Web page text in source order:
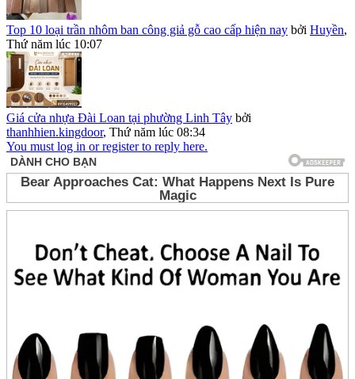
Top 10 loại trần nhôm ban công giả gỗ cao cấp hiện nay bởi Huyền,
Thứ năm lúc 10:07
Giá cửa nhựa Đài Loan tại phường Linh Tây bởi
thanhhien.kingdoor, Thứ năm lúc 08:34
You must log in or register to reply here.